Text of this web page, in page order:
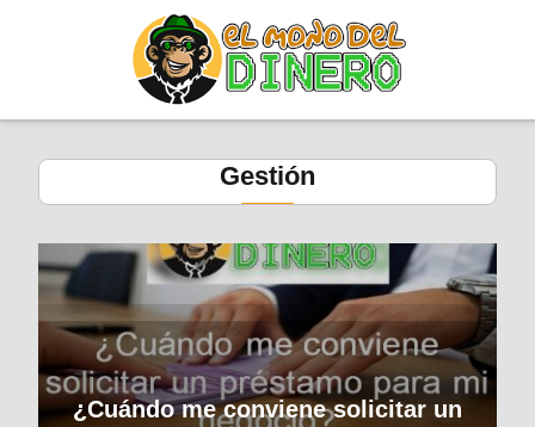
Gestión
¿Cuándo me conviene solicitar un